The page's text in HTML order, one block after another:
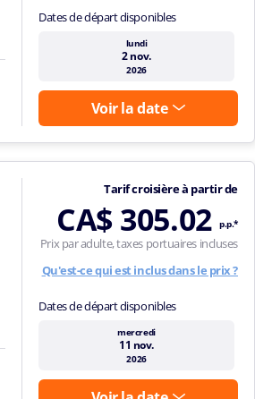
Dates de départ disponibles
lundi
2 nov.
2026
Voir la date
Tarif croisière à partir de
CA$ 305.02 p.p.*
Prix par adulte, taxes portuaires incluses
Qu'est-ce qui est inclus dans le prix ?
Dates de départ disponibles
mercredi
11 nov.
2026